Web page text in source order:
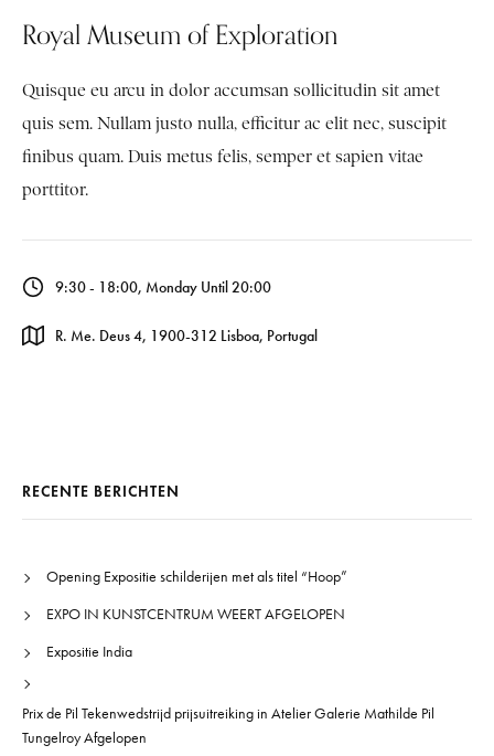
Royal Museum of Exploration
Quisque eu arcu in dolor accumsan sollicitudin sit amet
quis sem. Nullam justo nulla, efficitur ac elit nec, suscipit
finibus quam. Duis metus felis, semper et sapien vitae
porttitor.
9:30 - 18:00, Monday Until 20:00
R. Me. Deus 4, 1900-312 Lisboa, Portugal
RECENTE BERICHTEN
Opening Expositie schilderijen met als titel “Hoop”
EXPO IN KUNSTCENTRUM WEERT AFGELOPEN
Expositie India
Prix de Pil Tekenwedstrijd prijsuitreiking in Atelier Galerie Mathilde Pil
Tungelroy Afgelopen